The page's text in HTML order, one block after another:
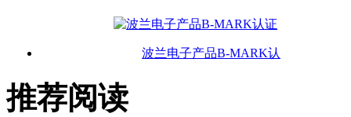
波兰电子产品B-MARK认
推荐阅读